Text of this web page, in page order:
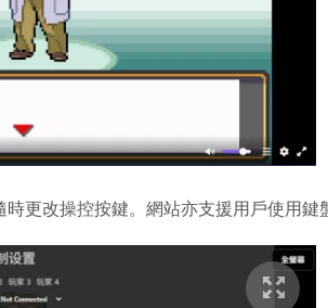
更改操控按鍵。網站亦支援用戶使用鍵